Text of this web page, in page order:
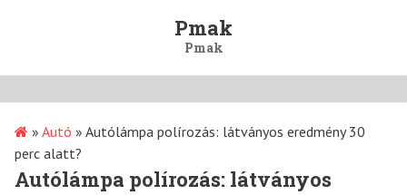
Pmak
Pmak
» Autó » Autólámpa polírozás: látványos eredmény 30
perc alatt?
Autólámpa polírozás: látványos